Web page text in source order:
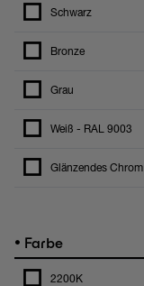
Schwarz
Bronze
Grau
Weiß - RAL 9003
Glänzendes Chrom
• Farbe
2200K